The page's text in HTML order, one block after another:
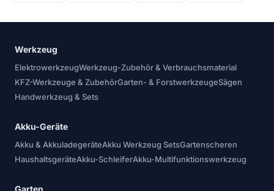
Werkzeug
ElektrowerkzeugWerkzeug-Zubehör & Verbrauchsmaterial
KFZ-Werkzeuge & ZubehörGarten- & ForstwerkzeugeSägen
Handwerkzeug & Sets
Akku-Geräte
Akku & AkkuladegeräteAkku Werkzeug SetsGartenscheren
HaushaltsgeräteAkku-SchleiferAkku-Multifunktionswerkzeug
Garten